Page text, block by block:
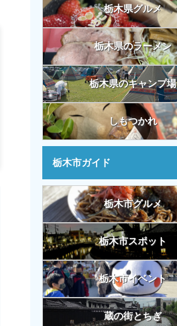
栃木県グルメ
栃木県のラーメン
栃木県のキャンプ場
しもつかれ
栃木市ガイド
栃木市グルメ
栃木市スポット
栃木市イベント
蔵の街とちぎ